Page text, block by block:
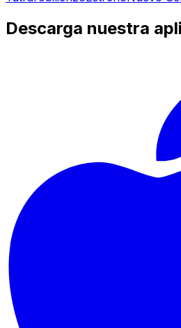
Descarga nuestra